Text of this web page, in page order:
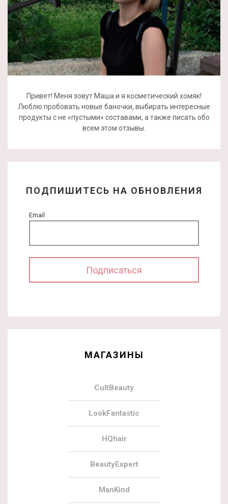
Привет! Меня зовут Маша и я косметический хомяк!
Люблю пробовать новые баночки, выбирать интересные
продукты с не «пустыми» составами, а также писать обо
всем этом отзывы.
ПОДПИШИТЕСЬ НА ОБНОВЛЕНИЯ
Email
МАГАЗИНЫ
CultBeauty
LookFantastic
HQhair
BeautyExpert
ManKind